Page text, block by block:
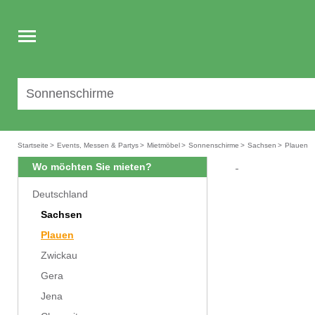
Toggle
navigation
Startseite > Events, Messen & Partys> Mietmöbel> Sonnenschirme > Sachsen > Plauen
Wo möchten Sie mieten?
Deutschland
Sachsen
Plauen
Zwickau
Gera
Jena